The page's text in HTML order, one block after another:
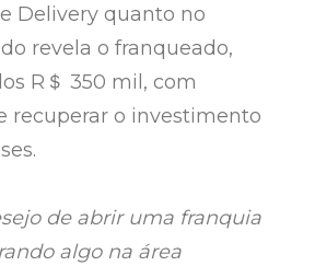
Delivery quanto no
revela o franqueado,
R＄ 350 mil, com
recuperar o investimento
de abrir uma franquia
algo na área